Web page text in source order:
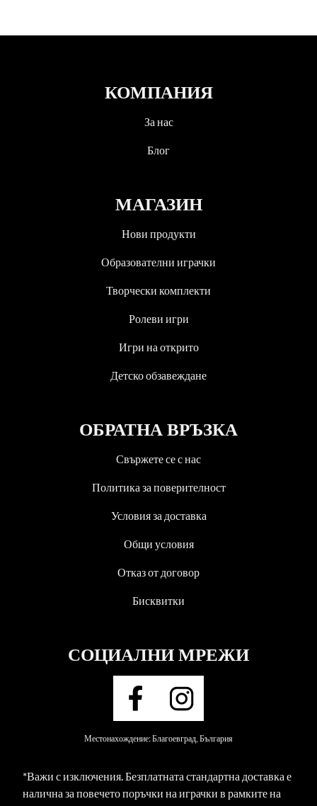
КОМПАНИЯ
За нас
Блог
МАГАЗИН
Нови продукти
Образователни играчки
Творчески комплекти
Ролеви игри
Игри на открито
Детско обзавеждане
ОБРАТНА ВРЪЗКА
Свържете се с нас
Политика за поверителност
Условия за доставка
Общи условия
Отказ от договор
Бисквитки
СОЦИАЛНИ МРЕЖИ
Местонахождение: Благоевград, България
*Важи с изключения. Безплатната стандартна доставка е
налична за повечето поръчки на играчки в рамките на